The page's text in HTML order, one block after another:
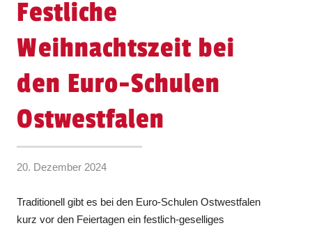
Festliche
Weihnachtszeit bei
den Euro-Schulen
Ostwestfalen
20. Dezember 2024
Traditionell gibt es bei den Euro-Schulen Ostwestfalen
kurz vor den Feiertagen ein festlich-geselliges